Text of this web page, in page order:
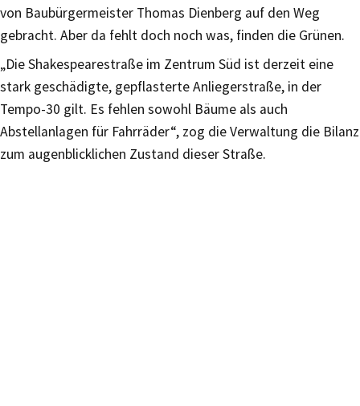
von Baubürgermeister Thomas Dienberg auf den Weg
gebracht. Aber da fehlt doch noch was, finden die Grünen.
„Die Shakespearestraße im Zentrum Süd ist derzeit eine
stark geschädigte, gepflasterte Anliegerstraße, in der
Tempo-30 gilt. Es fehlen sowohl Bäume als auch
Abstellanlagen für Fahrräder“, zog die Verwaltung die Bilanz
zum augenblicklichen Zustand dieser Straße.